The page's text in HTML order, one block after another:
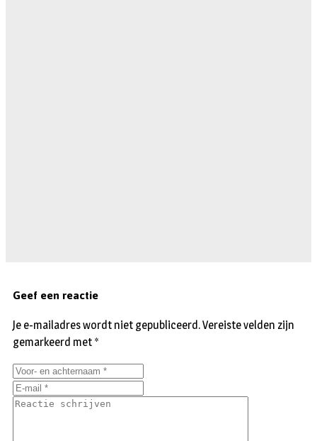
Geef een reactie
Je e-mailadres wordt niet gepubliceerd.Vereiste velden zijn
gemarkeerd met *